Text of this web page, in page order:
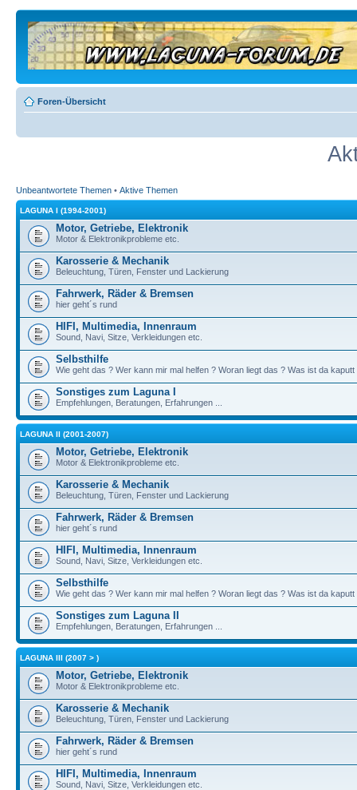
Foren-Übersicht
Unbeantwortete Themen • Aktive Themen
LAGUNA I (1994-2001)
Motor, Getriebe, Elektronik
Motor & Elektronikprobleme etc.
Karosserie & Mechanik
Beleuchtung, Türen, Fenster und Lackierung
Fahrwerk, Räder & Bremsen
hier geht´s rund
HIFI, Multimedia, Innenraum
Sound, Navi, Sitze, Verkleidungen etc.
Selbsthilfe
Wie geht das ? Wer kann mir mal helfen ? Woran liegt das ? Was ist da kaputt
Sonstiges zum Laguna I
Empfehlungen, Beratungen, Erfahrungen ...
LAGUNA II (2001-2007)
Motor, Getriebe, Elektronik
Motor & Elektronikprobleme etc.
Karosserie & Mechanik
Beleuchtung, Türen, Fenster und Lackierung
Fahrwerk, Räder & Bremsen
hier geht´s rund
HIFI, Multimedia, Innenraum
Sound, Navi, Sitze, Verkleidungen etc.
Selbsthilfe
Wie geht das ? Wer kann mir mal helfen ? Woran liegt das ? Was ist da kaputt
Sonstiges zum Laguna II
Empfehlungen, Beratungen, Erfahrungen ...
LAGUNA III (2007 > )
Motor, Getriebe, Elektronik
Motor & Elektronikprobleme etc.
Karosserie & Mechanik
Beleuchtung, Türen, Fenster und Lackierung
Fahrwerk, Räder & Bremsen
hier geht´s rund
HIFI, Multimedia, Innenraum
Sound, Navi, Sitze, Verkleidungen etc.